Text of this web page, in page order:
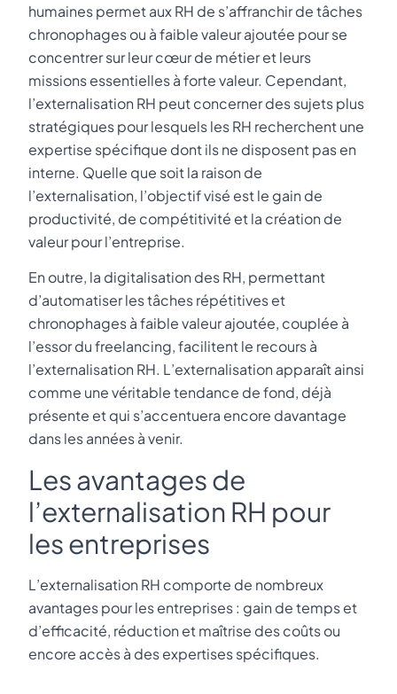
humaines permet aux RH de s’affranchir de tâches
chronophages ou à faible valeur ajoutée pour se
concentrer sur leur cœur de métier et leurs
missions essentielles à forte valeur. Cependant,
l’externalisation RH peut concerner des sujets plus
stratégiques pour lesquels les RH recherchent une
expertise spécifique dont ils ne disposent pas en
interne. Quelle que soit la raison de
l’externalisation, l’objectif visé est le gain de
productivité, de compétitivité et la création de
valeur pour l’entreprise.
En outre, la digitalisation des RH, permettant
d’automatiser les tâches répétitives et
chronophages à faible valeur ajoutée, couplée à
l’essor du freelancing, facilitent le recours à
l’externalisation RH. L’externalisation apparaît ainsi
comme une véritable tendance de fond, déjà
présente et qui s’accentuera encore davantage
dans les années à venir.
Les avantages de
l’externalisation RH pour
les entreprises
L’externalisation RH comporte de nombreux
avantages pour les entreprises : gain de temps et
d’efficacité, réduction et maîtrise des coûts ou
encore accès à des expertises spécifiques.